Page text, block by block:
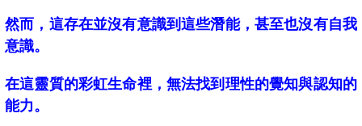
然而，這存在並沒有意識到這些潛能，甚至也沒有自我
意識。
在這靈質的彩虹生命裡，無法找到理性的覺知與認知的
能力。